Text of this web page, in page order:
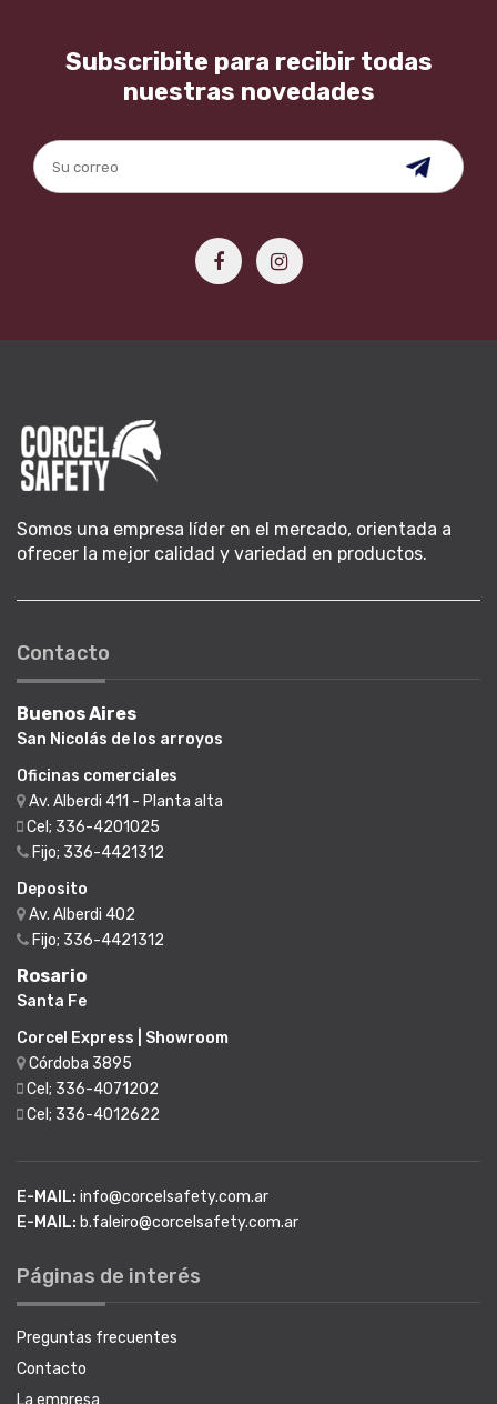
Subscribite para recibir todas
nuestras novedades
Somos una empresa líder en el mercado, orientada a
ofrecer la mejor calidad y variedad en productos.
Contacto
Buenos Aires
San Nicolás de los arroyos
Oficinas comerciales
Av. Alberdi 411 - Planta alta
Cel; 336-4201025
Fijo; 336-4421312
Deposito
Av. Alberdi 402
Fijo; 336-4421312
Rosario
Santa Fe
Corcel Express | Showroom
Córdoba 3895
Cel; 336-4071202
Cel; 336-4012622
E-MAIL: info@corcelsafety.com.ar
E-MAIL: b.faleiro@corcelsafety.com.ar
Páginas de interés
Preguntas frecuentes
Contacto